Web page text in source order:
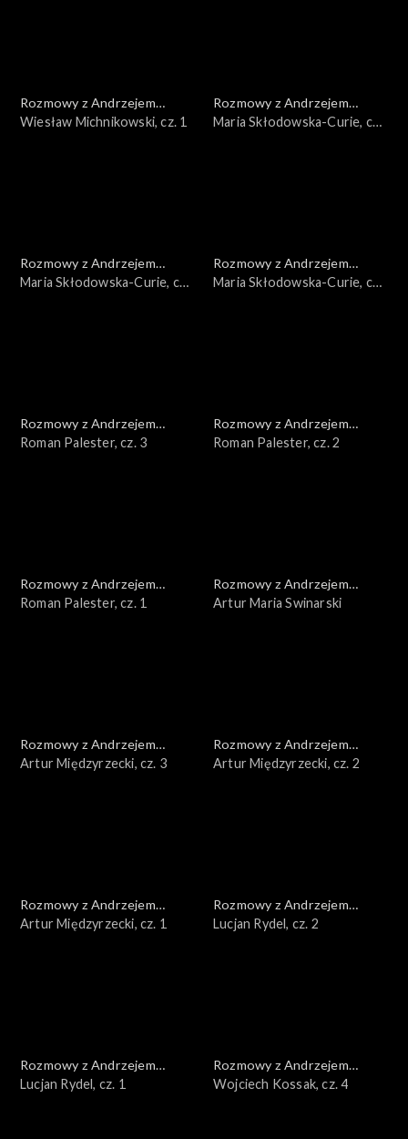
Rozmowy z Andrzejem
Doboszem
Wiesław Michnikowski, cz. 1
Rozmowy z Andrzejem
Doboszem
Maria Skłodowska-Curie, cz.
Rozmowy z Andrzejem
Doboszem
Maria Skłodowska-Curie, cz.
Rozmowy z Andrzejem
Doboszem
Maria Skłodowska-Curie, cz.
Rozmowy z Andrzejem
Doboszem
Roman Palester, cz. 3
Rozmowy z Andrzejem
Doboszem
Roman Palester, cz. 2
Rozmowy z Andrzejem
Doboszem
Roman Palester, cz. 1
Rozmowy z Andrzejem
Doboszem
Artur Maria Swinarski
Rozmowy z Andrzejem
Doboszem
Artur Międzyrzecki, cz. 3
Rozmowy z Andrzejem
Doboszem
Artur Międzyrzecki, cz. 2
Rozmowy z Andrzejem
Doboszem
Artur Międzyrzecki, cz. 1
Rozmowy z Andrzejem
Doboszem
Lucjan Rydel, cz. 2
Rozmowy z Andrzejem
Doboszem
Lucjan Rydel, cz. 1
Rozmowy z Andrzejem
Doboszem
Wojciech Kossak, cz. 4